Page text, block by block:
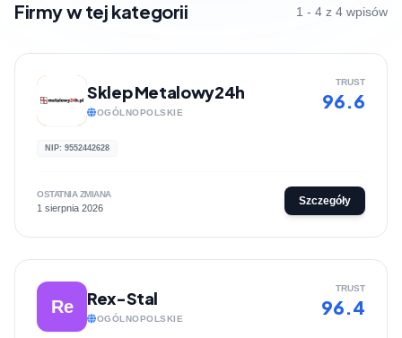
Firmy w tej kategorii 1 - 4 z 4 wpisów
Sklep Metalowy24h
OGÓLNOPOLSKIE
TRUST
96.6
NIP: 9552442628
OSTATNIA ZMIANA
1 sierpnia 2026
Szczegóły
Re Rex-Stal
OGÓLNOPOLSKIE
TRUST
96.4